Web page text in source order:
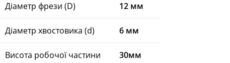
Діаметр фрези (D) 12 мм
Діаметр хвостовика (d) 6 мм
Висота робочої частини
30мм